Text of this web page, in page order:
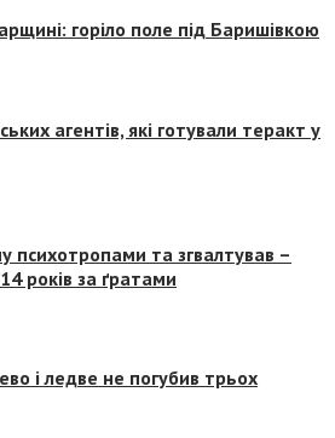
горіло поле під Баришівкою
агентів, які готували теракт у
психотропами та згвалтував –
років за ґратами
і ледве не погубив трьох